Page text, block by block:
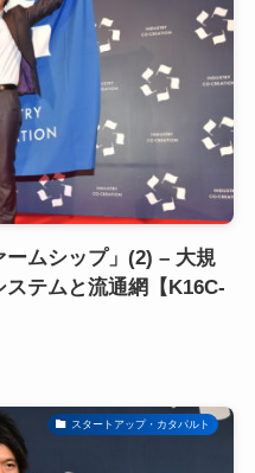
ムシップ」(2) – 大規
テムと流通網【K16C-
スタートアップ・カタパルト